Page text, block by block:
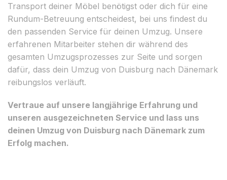
Transport deiner Möbel benötigst oder dich für eine
Rundum-Betreuung entscheidest, bei uns findest du
den passenden Service für deinen Umzug. Unsere
erfahrenen Mitarbeiter stehen dir während des
gesamten Umzugsprozesses zur Seite und sorgen
dafür, dass dein Umzug von Duisburg nach Dänemark
reibungslos verläuft.
Vertraue auf unsere langjährige Erfahrung und
unseren ausgezeichneten Service und lass uns
deinen Umzug von Duisburg nach Dänemark zum
Erfolg machen.